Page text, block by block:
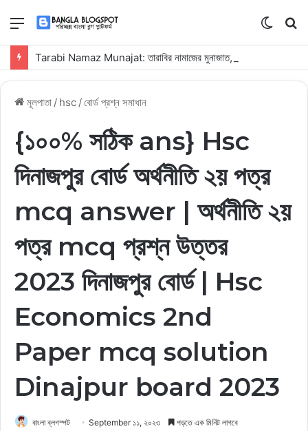
মেনু
Switch
skin
মূলপাতা / hsc /বোর্ড প্রশ্ন সমাধান
{১০০% সঠিক ans} Hsc
দিনাজপুর বোর্ড অর্থনীতি ২য় পত্র
mcq answer | অর্থনীতি ২য়
পত্র mcq প্রশ্ন উত্তর
2023 দিনাজপুর বোর্ড | Hsc
Economics 2nd
Paper mcq solution
Dinajpur board 2023
বাংলা ব্লগস্পট September ১১, ২০২৩ পড়তে এক মিনিট লাগবে